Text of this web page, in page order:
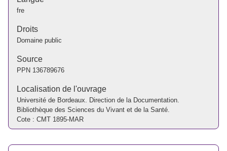
fre
Droits
Domaine public
Source
PPN 136789676
Localisation de l'ouvrage
Université de Bordeaux. Direction de la Documentation.
Bibliothèque des Sciences du Vivant et de la Santé.
Cote : CMT 1895-MAR